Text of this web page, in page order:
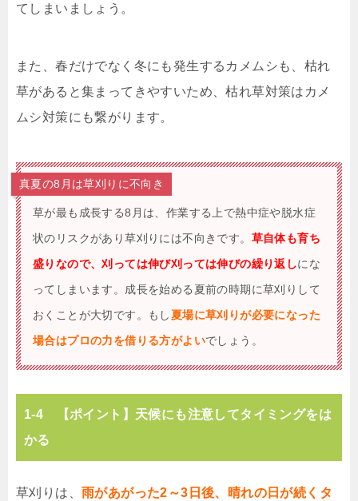
てしまいましょう。
また、春だけでなく冬にも発生するカメムシも、枯れ
草があると集まってきやすいため、枯れ草対策はカメ
ムシ対策にも繋がります。
真夏の8月は草刈りに不向き
草が最も成長する8月は、作業する上で熱中症や脱水症
状のリスクがあり草刈りには不向きです。 草自体も育ち
盛りなので、刈っては伸び刈っては伸びの繰り返しにな
ってしまいます。成長を始める夏前の時期に草刈りして
おくことが大切です。もし夏場に草刈りが必要になった
場合はプロの力を借りる方がよいでしょう。
1-4 【ポイント】天候にも注意してタイミングをは
かる
草刈りは、 雨があがった2～3日後、晴れの日が続くタ